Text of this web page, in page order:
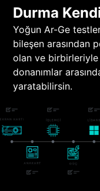
Durma
Yoğun Ar-Ge
bileşen arasından
olan ve
donanımlar
yaratabilirsin.